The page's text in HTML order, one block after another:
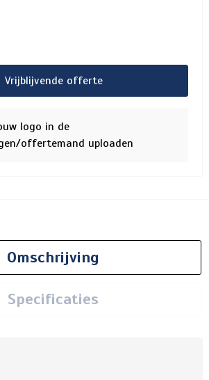
Vrijblijvende offerte
logo in de
offertemand uploaden
Omschrijving
Specificaties